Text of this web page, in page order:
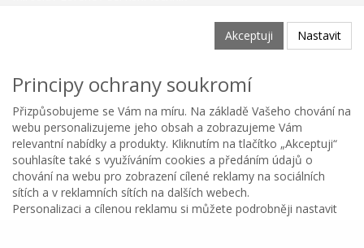
Ochrana osobních údajů
Poučení o právu na odstoupení od smlouvy
Reklamační řád
Reklamační protokol ke stažení
Velikostní tabulka
Nastavení soukromí
Odstoupení od smlouvy
Copyright © BONNO GASTRO SERVIS s.r.o. 2026
Kategorie Oblíbené Menu Košík
Akceptuji Nastavit
Principy ochrany soukromí
Přizpůsobujeme se Vám na míru. Na základě Vašeho chování na
webu personalizujeme jeho obsah a zobrazujeme Vám
relevantní nabídky a produkty. Kliknutím na tlačítko „Akceptuji“
souhlasíte také s využíváním cookies a předáním údajů o
chování na webu pro zobrazení cílené reklamy na sociálních
sítích a v reklamních sítích na dalších webech.
Personalizaci a cílenou reklamu si můžete podrobněji nastavit